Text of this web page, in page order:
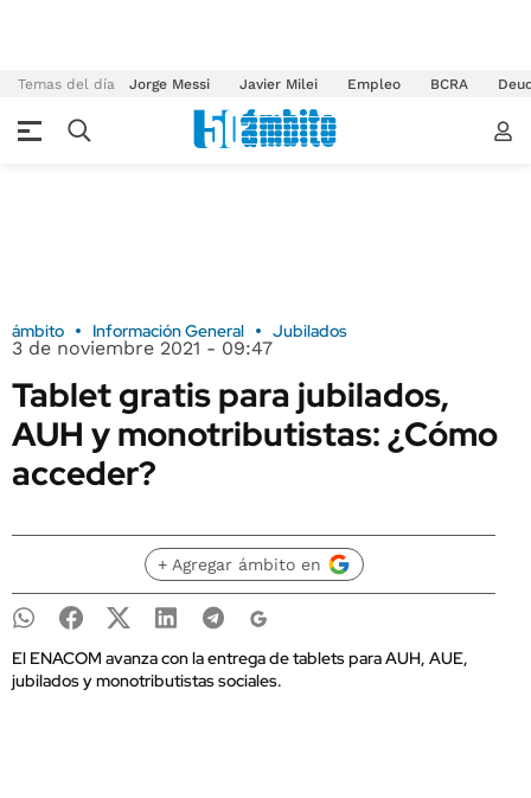
Temas del día Jorge Messi Javier Milei Empleo BCRA
ámbito Información General Jubilados
3 de noviembre 2021 - 09:47
Tablet gratis para jubilados,
AUH y monotributistas: ¿Cómo
acceder?
+ Agregar ámbito en
El ENACOM avanza con la entrega de tablets para AUH, AUE,
jubilados y monotributistas sociales.